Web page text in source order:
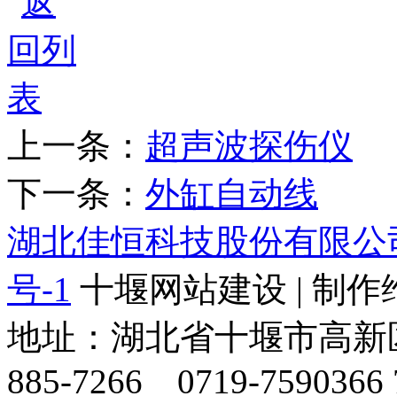
上一条： 超声波探伤仪
下一条： 外缸自动线
湖北佳恒科技股份有限公
号-1 十堰网站建设 | 制作
地址：湖北省十堰市高
885-7266 0719-7590366